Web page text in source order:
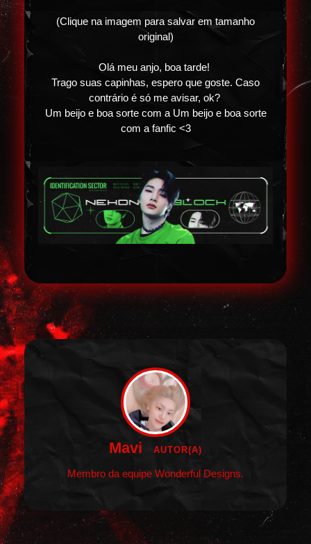
(Clique na imagem para salvar em tamanho
original)
Olá meu anjo, boa tarde!
Trago suas capinhas, espero que goste. Caso
contrário é só me avisar, ok?
Um beijo e boa sorte com a Um beijo e boa sorte
com a fanfic <3
Mavi AUTOR(A)
Membro da equipe Wonderful Designs.